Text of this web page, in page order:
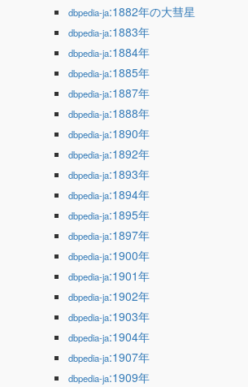
dbpedia-ja:1882年の大彗星
dbpedia-ja:1883年
dbpedia-ja:1884年
dbpedia-ja:1885年
dbpedia-ja:1887年
dbpedia-ja:1888年
dbpedia-ja:1890年
dbpedia-ja:1892年
dbpedia-ja:1893年
dbpedia-ja:1894年
dbpedia-ja:1895年
dbpedia-ja:1897年
dbpedia-ja:1900年
dbpedia-ja:1901年
dbpedia-ja:1902年
dbpedia-ja:1903年
dbpedia-ja:1904年
dbpedia-ja:1907年
dbpedia-ja:1909年